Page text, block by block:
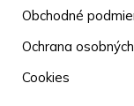
Obchodné
Ochrana
Cookies